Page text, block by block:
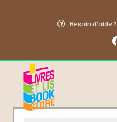
Besoin d'aide ?